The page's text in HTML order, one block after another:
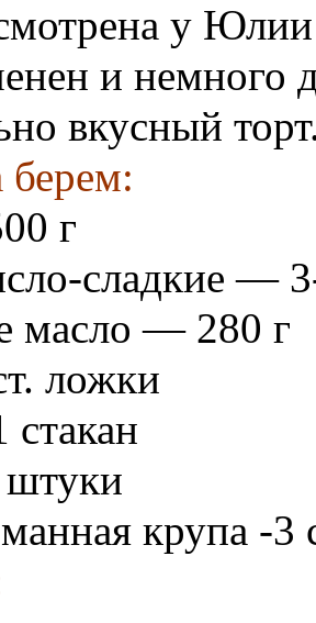
у
и немного
вкусный
берем:
г
сладкие —
масло — 280 г
ложки
крупа -3